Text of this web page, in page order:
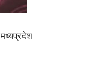
मध्यप्रदेश